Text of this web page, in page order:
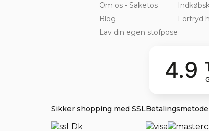
Om os - Saketos
Blog
Lav din egen stofpose
Fortryd
4.9
Sikker shopping med SSL